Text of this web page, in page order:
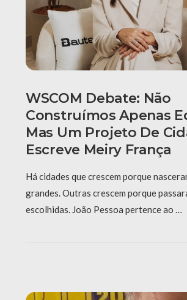
WSCOM Debate: Não
Construímos Apenas
Mas Um Projeto De
Escreve Meiry França
Há cidades que crescem porque
grandes. Outras crescem porque
escolhidas. João Pessoa pertence ao …